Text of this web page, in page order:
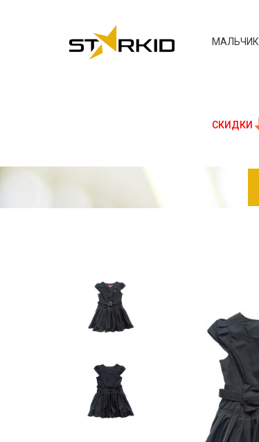
МАЛЬЧИК
СКИДКИ